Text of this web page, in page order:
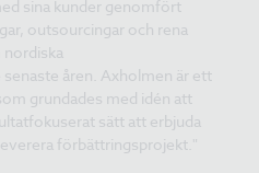
sina kunder genomfört
outsourcingar och rena
åren. Axholmen är ett
grundades med idén att
sätt att erbjuda
förbättringsprojekt."